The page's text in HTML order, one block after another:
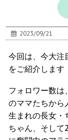
2023/09/21
今回は、今大注
をご紹介します
フォロワー数
のママたちか
生まれの長女・
ちゃん、そし